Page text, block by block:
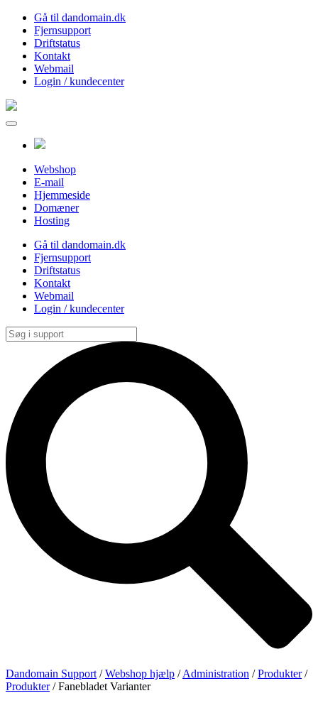
Gå til dandomain.dk
Fjernsupport
Driftstatus
Kontakt
Webmail
Login / kundecenter
Webshop
E-mail
Hjemmeside
Domæner
Hosting
Gå til dandomain.dk
Fjernsupport
Driftstatus
Kontakt
Webmail
Login / kundecenter
Dandomain Support /Webshop hjælp /Administration /Produkter/
Produkter/Fanebladet Varianter